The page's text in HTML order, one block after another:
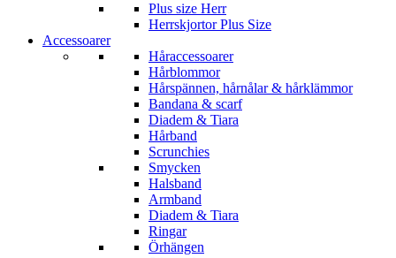
Plus size Herr
Herrskjortor Plus Size
Accessoarer
Håraccessoarer
Hårblommor
Hårspännen, hårnålar & hårklämmor
Bandana & scarf
Diadem & Tiara
Hårband
Scrunchies
Smycken
Halsband
Armband
Diadem & Tiara
Ringar
Örhängen